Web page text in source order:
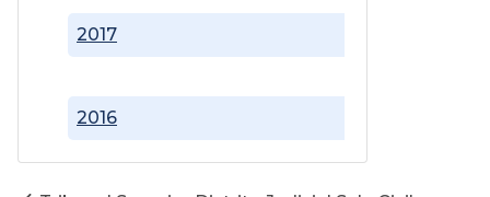
2016
2017